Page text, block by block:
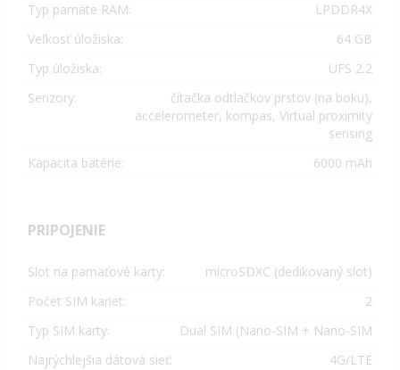
Typ pamäte RAM:
LPDDR4X
Veľkosť úložiska:
64 GB
Typ úložiska:
UFS 2.2
Senzory:
čítačka odtlačkov prstov (na boku),
accelerometer, kompas, Virtual proximity
sensing
Kapacita batérie:
6000 mAh
PRIPOJENIE
Slot na pamäťové karty:
microSDXC (dedikovaný slot)
Počet SIM kariet:
2
Typ SIM karty:
Dual SIM (Nano-SIM + Nano-SIM
Najrýchlejšia dátová sieť:
4G/LTE